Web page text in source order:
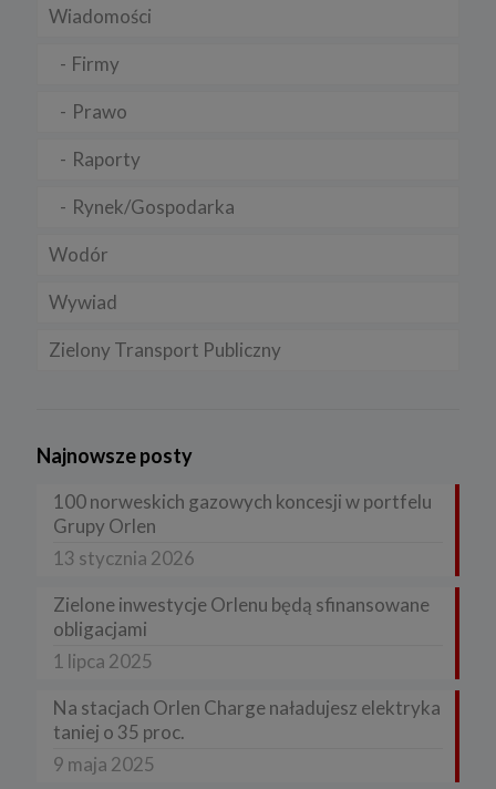
Wiadomości
Firmy
Prawo
Raporty
Rynek/Gospodarka
Wodór
Wywiad
Zielony Transport Publiczny
Najnowsze posty
100 norweskich gazowych koncesji w portfelu
Grupy Orlen
13 stycznia 2026
Zielone inwestycje Orlenu będą sfinansowane
obligacjami
1 lipca 2025
Na stacjach Orlen Charge naładujesz elektryka
taniej o 35 proc.
9 maja 2025